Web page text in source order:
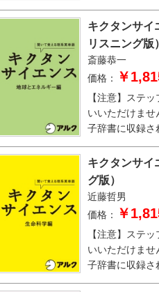
キクタンサ
リスニング版）
斎藤恭一
価格：
￥
【注意】ステ
いいただけま
子辞書に収録さ
キクタンサ
グ版）
近藤哲男
価格：
￥
【注意】ステ
いいただけま
子辞書に収録さ